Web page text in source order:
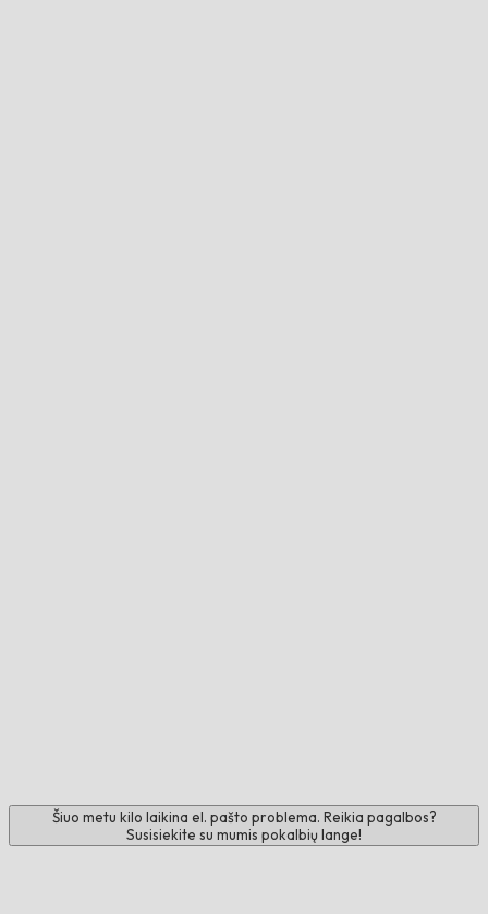
Šiuo metu kilo laikina el. pašto problema. Reikia pagalbos?
Susisiekite su mumis pokalbių lange!